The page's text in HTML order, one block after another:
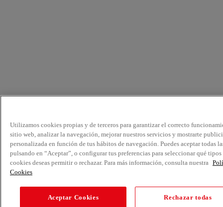
Utilizamos cookies propias y de terceros para garantizar el correcto
sitio web, analizar la navegación, mejorar nuestros servicios y mostrarte
personalizada en función de tus hábitos de navegación. Puedes aceptar todas
pulsando en “Aceptar”, o configurar tus preferencias para seleccionar qué tipos
cookies deseas permitir o rechazar. Para más información, consulta nuestra
Cookies
Aceptar Cookies Rechazar todas